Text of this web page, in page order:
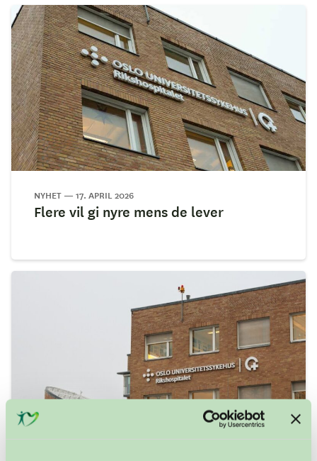
NYHET — 17. APRIL 2026
Flere vil gi nyre mens de lever